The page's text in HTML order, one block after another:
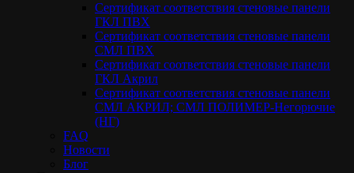
Сертификат соответствия стеновые панели
ГКЛ ПВХ
Сертификат соответствия стеновые панели
СМЛ ПВХ
Сертификат соответствия стеновые панели
ГКЛ Акрил
Сертификат соответствия стеновые панели
СМЛ АКРИЛ; СМЛ ПОЛИМЕР-Негорючие
(НГ)
FAQ
Новости
Блог
Московская область, г.Электросталь,
Пн-Пт 09:00-18:00
+7 901 807 60 79